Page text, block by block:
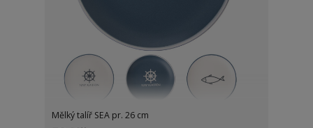
Mělký talíř SEA pr. 26 cm